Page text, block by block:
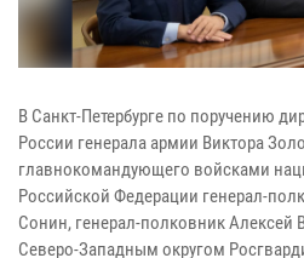
В Санкт-Петербурге по поручению
России генерала армии Виктора
главнокомандующего войсками
Российской Федерации генерал-
Сонин, генерал-полковник
Северо-Западным округом